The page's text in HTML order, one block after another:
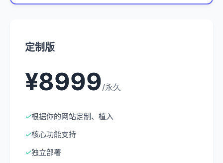
定制版
¥8999/永久
✓根据你的网站定制、植入
✓核心功能支持
✓独立部署